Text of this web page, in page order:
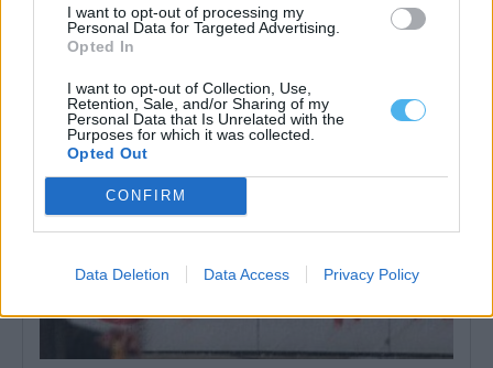
I want to opt-out of processing my
Personal Data for Targeted Advertising.
Opted In
I want to opt-out of Collection, Use,
Retention, Sale, and/or Sharing of my
Personal Data that Is Unrelated with the
Purposes for which it was collected.
Opted Out
CONFIRM
Data Deletion Data Access Privacy Policy
O Sindicato XXI levantou hoje o pré-aviso de greve no Terminal de
Contentores do...
13 Dezembro, 2025 - 12:00